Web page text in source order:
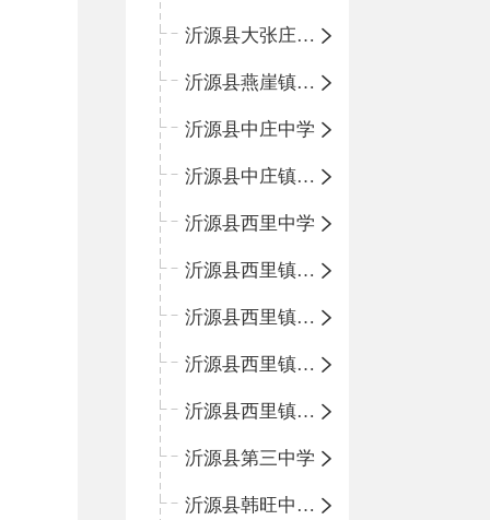
沂源县大张庄中心学校
沂源县燕崖镇中心小学
沂源县中庄中学
沂源县中庄镇中心小学
沂源县西里中学
沂源县西里镇中心小学
沂源县西里镇柳枝峪回民小学
沂源县西里镇金星完全小学
沂源县西里镇团圆小学
沂源县第三中学
沂源县韩旺中心学校